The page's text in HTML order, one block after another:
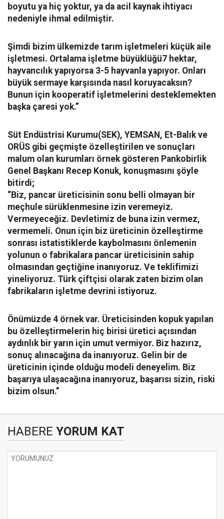
boyutu ya hiç yoktur, ya da acil kaynak ihtiyacı
nedeniyle ihmal edilmiştir.
Şimdi bizim ülkemizde tarım işletmeleri küçük aile
işletmesi. Ortalama işletme büyüklüğü7 hektar,
hayvancılık yapıyorsa 3-5 hayvanla yapıyor. Onları
büyük sermaye karşısında nasıl koruyacaksın?
Bunun için kooperatif işletmelerini desteklemekten
başka çaresi yok.”
Süt Endüstrisi Kurumu(SEK), YEMSAN, Et-Balık ve
ORÜS gibi geçmişte özelleştirilen ve sonuçları
malum olan kurumları örnek gösteren Pankobirlik
Genel Başkanı Recep Konuk, konuşmasını şöyle
bitirdi;
“Biz, pancar üreticisinin sonu belli olmayan bir
meçhule sürüklenmesine izin veremeyiz.
Vermeyeceğiz. Devletimiz de buna izin vermez,
vermemeli. Onun için biz üreticinin özelleştirme
sonrası istatistiklerde kaybolmasını önlemenin
yolunun o fabrikalara pancar üreticisinin sahip
olmasından geçtiğine inanıyoruz. Ve teklifimizi
yineliyoruz. Türk çiftçisi olarak zaten bizim olan
fabrikaların işletme devrini istiyoruz.
Önümüzde 4 örnek var. Üreticisinden kopuk yapılan
bu özelleştirmelerin hiç birisi üretici açısından
aydınlık bir yarın için umut vermiyor. Biz hazırız,
sonuç alınacağına da inanıyoruz. Gelin bir de
üreticinin içinde olduğu modeli deneyelim. Biz
başarıya ulaşacağına inanıyoruz, başarısı sizin, riski
bizim olsun.”
HABERE YORUM KAT